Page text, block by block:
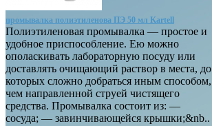
промывалка полиэтиленова ПЭ 50 мл Kartell
Полиэтиленовая промывалка — простое и
удобное приспособление. Ею можно
ополаскивать лабораторную посуду или
доставлять очищающий раствор в места, до
которых сложно добраться иным способом,
чем направленной струей чистящего
средства. Промывалка состоит из: —
сосуда; — завинчивающейся крышки;&nb..